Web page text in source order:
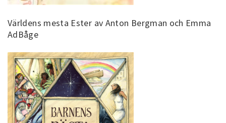
Världens mesta Ester av Anton Bergman och Emma
AdBåge